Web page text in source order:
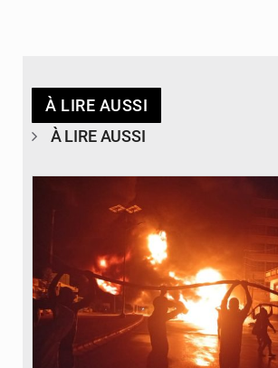
À LIRE AUSSI
À LIRE AUSSI